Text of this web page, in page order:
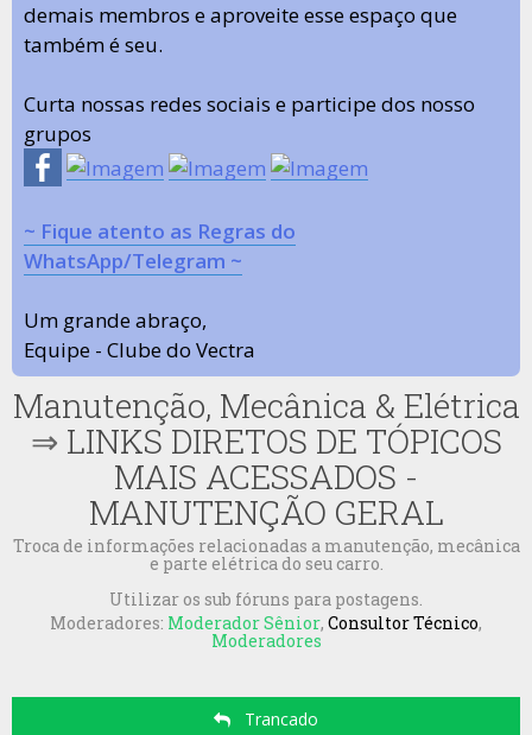
demais membros e aproveite esse espaço que
também é seu.
Curta nossas redes sociais e participe dos nosso
grupos
~ Fique atento as Regras do
WhatsApp/Telegram ~
Um grande abraço,
Equipe - Clube do Vectra
Manutenção, Mecânica & Elétrica
⇒ LINKS DIRETOS DE TÓPICOS
MAIS ACESSADOS -
MANUTENÇÃO GERAL
Troca de informações relacionadas a manutenção, mecânica
e parte elétrica do seu carro.
Utilizar os sub fóruns para postagens.
Moderadores: Moderador Sênior, Consultor Técnico,
Moderadores
Trancado